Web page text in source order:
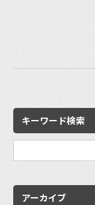
キーワード検索
アーカイブ